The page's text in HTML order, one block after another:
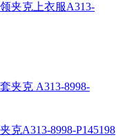
夹克上衣服A313-
克A313-8998-P145198